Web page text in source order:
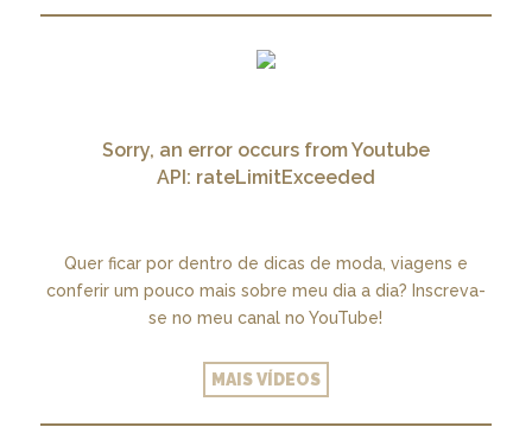
Sorry, an error occurs from Youtube
API: rateLimitExceeded
Quer ficar por dentro de dicas de moda, viagens e
conferir um pouco mais sobre meu dia a dia? Inscreva-
se no meu canal no YouTube!
MAIS VÍDEOS